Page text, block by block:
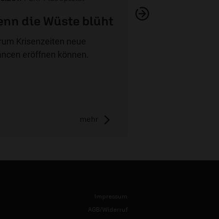
die Wüste blüht
Krisenzeiten neue
eröffnen können.
mehr
Impressum
AGB/Widerruf